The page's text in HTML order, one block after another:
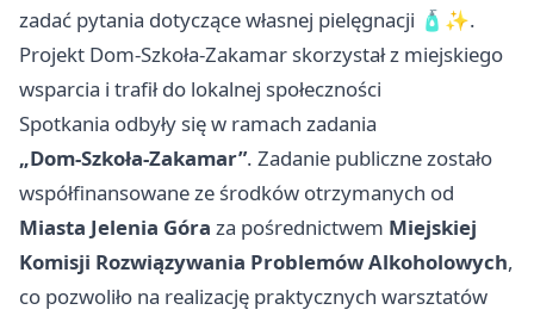
zadać pytania dotyczące własnej pielęgnacji 🧴✨.
Projekt Dom‑Szkoła‑Zakamar skorzystał z miejskiego
wsparcia i trafił do lokalnej społeczności
Spotkania odbyły się w ramach zadania
„Dom‑Szkoła‑Zakamar”. Zadanie publiczne zostało
współfinansowane ze środków otrzymanych od
Miasta Jelenia Góra za pośrednictwem Miejskiej
Komisji Rozwiązywania Problemów Alkoholowych,
co pozwoliło na realizację praktycznych warsztatów